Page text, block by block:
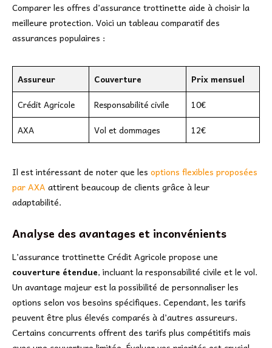
Comparer les offres d’assurance trottinette aide à choisir la
meilleure protection. Voici un tableau comparatif des
assurances populaires :
Assureur Couverture
Prix mensuel
Crédit Agricole
Responsabilité civile
10€
AXA
Vol et dommages 12€
Il est intéressant de noter que les options flexibles proposées
par AXA attirent beaucoup de clients grâce à leur
adaptabilité.
Analyse des avantages et inconvénients
L’assurance trottinette Crédit Agricole propose une
couverture étendue, incluant la responsabilité civile et le vol.
Un avantage majeur est la possibilité de personnaliser les
options selon vos besoins spécifiques. Cependant, les tarifs
peuvent être plus élevés comparés à d’autres assureurs.
Certains concurrents offrent des tarifs plus compétitifs mais